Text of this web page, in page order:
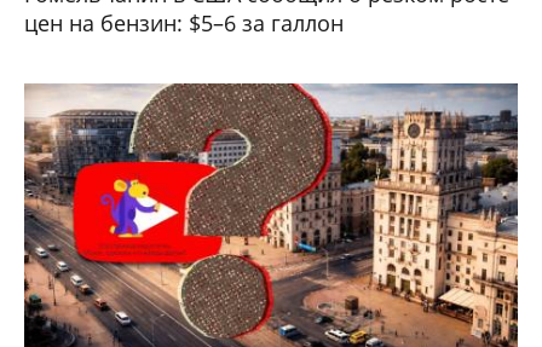
цен на бензин: $5–6 за галлон